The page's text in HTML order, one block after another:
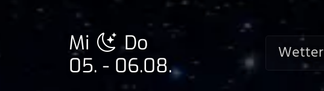
Mi
Do
05. - 06.08.
Wetter